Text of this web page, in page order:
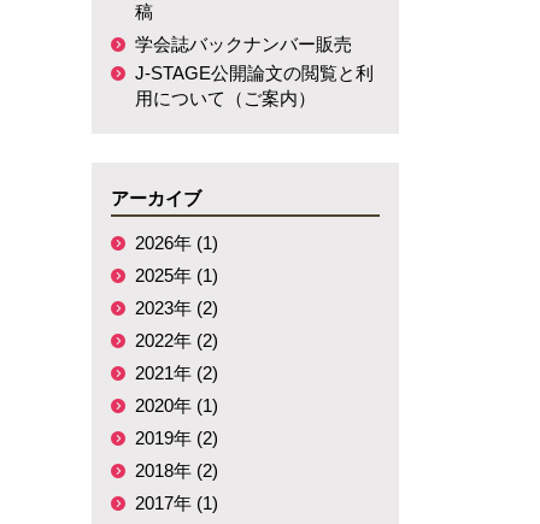
稿
学会誌バックナンバー販売
J-STAGE公開論文の閲覧と利
用について（ご案内）
アーカイブ
2026年 (1)
2025年 (1)
2023年 (2)
2022年 (2)
2021年 (2)
2020年 (1)
2019年 (2)
2018年 (2)
2017年 (1)